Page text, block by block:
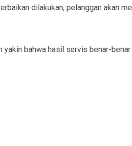
dilakukan, pelanggan akan
bahwa hasil servis benar-benar